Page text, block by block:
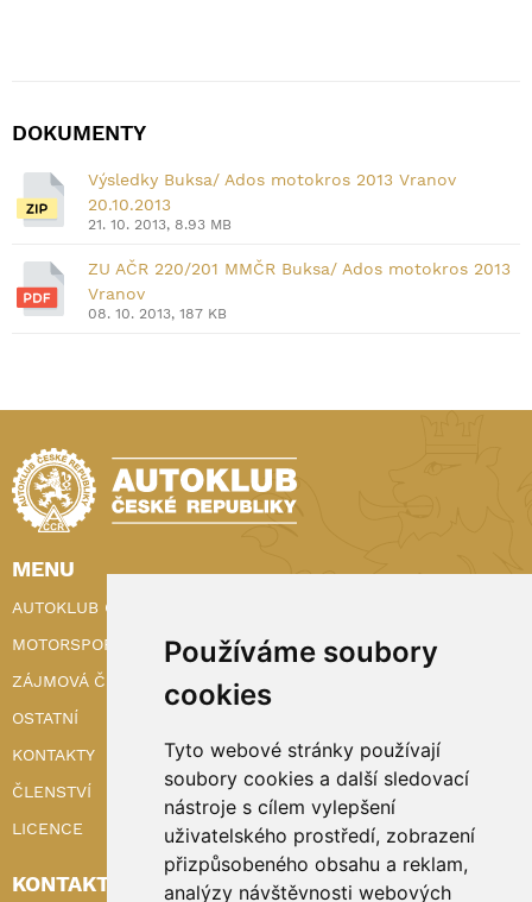
Používáme soubory
cookies
Tyto webové stránky používají
soubory cookies a další sledovací
nástroje s cílem vylepšení
uživatelského prostředí, zobrazení
přizpůsobeného obsahu a reklam,
analýzy návštěvnosti webových
DOKUMENTY
Výsledky Buksa/ Ados motokros 2013 Vranov
20.10.2013
21. 10. 2013, 8.93 MB
ZU AČR 220/201 MMČR Buksa/ Ados motokros 2013
Vranov
08. 10. 2013, 187 KB
MENU
AUTOKLUB ČR
MOTORSPORT
ZÁJMOVÁ ČINNOST
OSTATNÍ
KONTAKTY
ČLENSTVÍ
LICENCE
KONTAKTY